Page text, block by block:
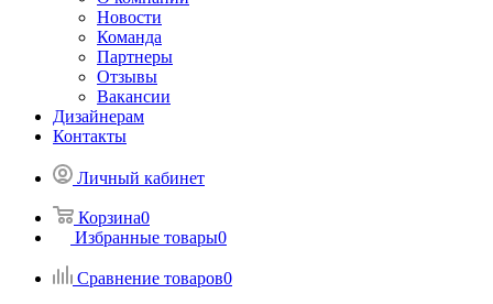
Новости
Команда
Партнеры
Отзывы
Вакансии
Дизайнерам
Контакты
Личный кабинет
Корзина0
Избранные товары0
Сравнение товаров0